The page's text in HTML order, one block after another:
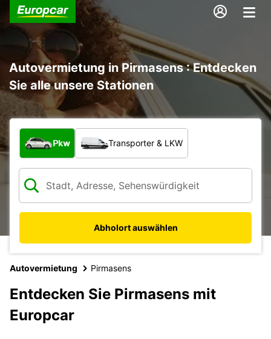
Autovermietung in Pirmasens : Entdecken
Sie alle unsere Stationen
Welche Art von Fahrzeug?
Pkw Transporter & LKW
Abholort auswählen
Autovermietung Pirmasens
Entdecken Sie Pirmasens mit
Europcar